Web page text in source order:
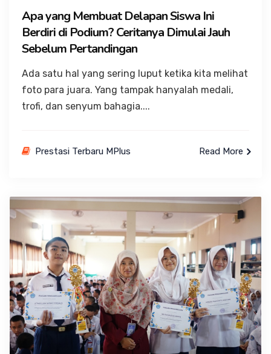
Apa yang Membuat Delapan Siswa Ini
Berdiri di Podium? Ceritanya Dimulai Jauh
Sebelum Pertandingan
Ada satu hal yang sering luput ketika kita melihat
foto para juara. Yang tampak hanyalah medali,
trofi, dan senyum bahagia....
Prestasi Terbaru MPlus Read More